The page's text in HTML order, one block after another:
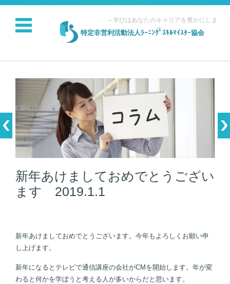
特定非営利活動法人ﾗｰﾆﾝｸﾞｽｷﾙﾏｲｽﾀｰ協会
～学びはあなたのキャリアを豊かにしま
す～
コンテンツに移動
新年あけましておめでとうござい
ます 2019.1.1
新年あけましておめでとうございます。今年もよろしくお願い申
し上げます。
新年になるとテレビで通信講座の会社がCMを開始します。年が変
わると何かを学ぼうと考える人が多いからだと思います。